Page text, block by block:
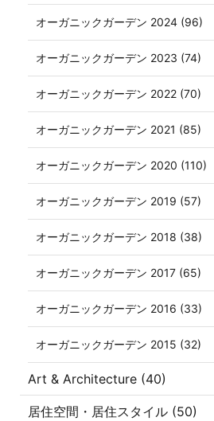
オーガニックガーデン 2024 (96)
オーガニックガーデン 2023 (74)
オーガニックガーデン 2022 (70)
オーガニックガーデン 2021 (85)
オーガニックガーデン 2020 (110)
オーガニックガーデン 2019 (57)
オーガニックガーデン 2018 (38)
オーガニックガーデン 2017 (65)
オーガニックガーデン 2016 (33)
オーガニックガーデン 2015 (32)
Art & Architecture (40)
居住空間・居住スタイル (50)